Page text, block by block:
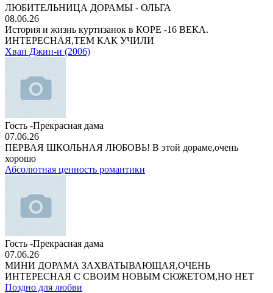
ЛЮБИТЕЛЬНИЦА ДОРАМЫ - ОЛЬГА
08.06.26
История и жизнь куртизанок в КОРЕ -16 ВЕКА.
ИНТЕРЕСНАЯ,ТЕМ КАК УЧИЛИ
Хван Джин-и (2006)
Гость -Прекрасная дама
07.06.26
ПЕРВАЯ ШКОЛЬНАЯ ЛЮБОВЬ! В этой дораме,очень
хорошо
Абсолютная ценность романтики
Гость -Прекрасная дама
07.06.26
МИНИ ДОРАМА ЗАХВАТЫВАЮЩАЯ,ОЧЕНЬ
ИНТЕРЕСНАЯ С СВОИМ НОВЫМ СЮЖЕТОМ,НО НЕТ
Поздно для любви